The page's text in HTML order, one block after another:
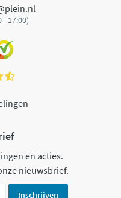
17:00)
en acties.
nieuwsbrief.
Inschrijven